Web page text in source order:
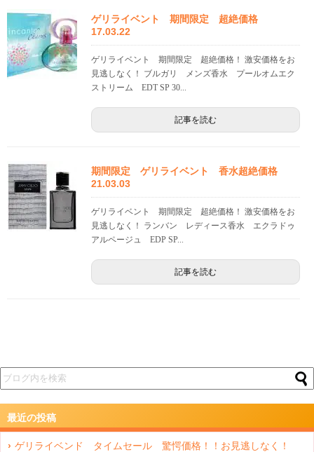
ゲリライベント 期間限定 超絶価格
17.03.22
ゲリライベント 期間限定 超絶価格！ 激安価格をお
見逃しなく！ ブルガリ メンズ香水 プールオムエク
ストリーム EDT SP 30...
記事を読む
期間限定 ゲリライベント 香水超絶価格
21.03.03
ゲリライベント 期間限定 超絶価格！ 激安価格をお
見逃しなく！ ランバン レディース香水 エクラドゥ
アルページュ EDP SP...
記事を読む
最近の投稿
ゲリライベンド タイムセール 驚愕価格！！お見逃しなく！